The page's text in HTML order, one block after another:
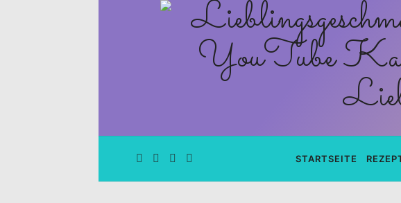
Rezepte
Blog
und STARTSEITE